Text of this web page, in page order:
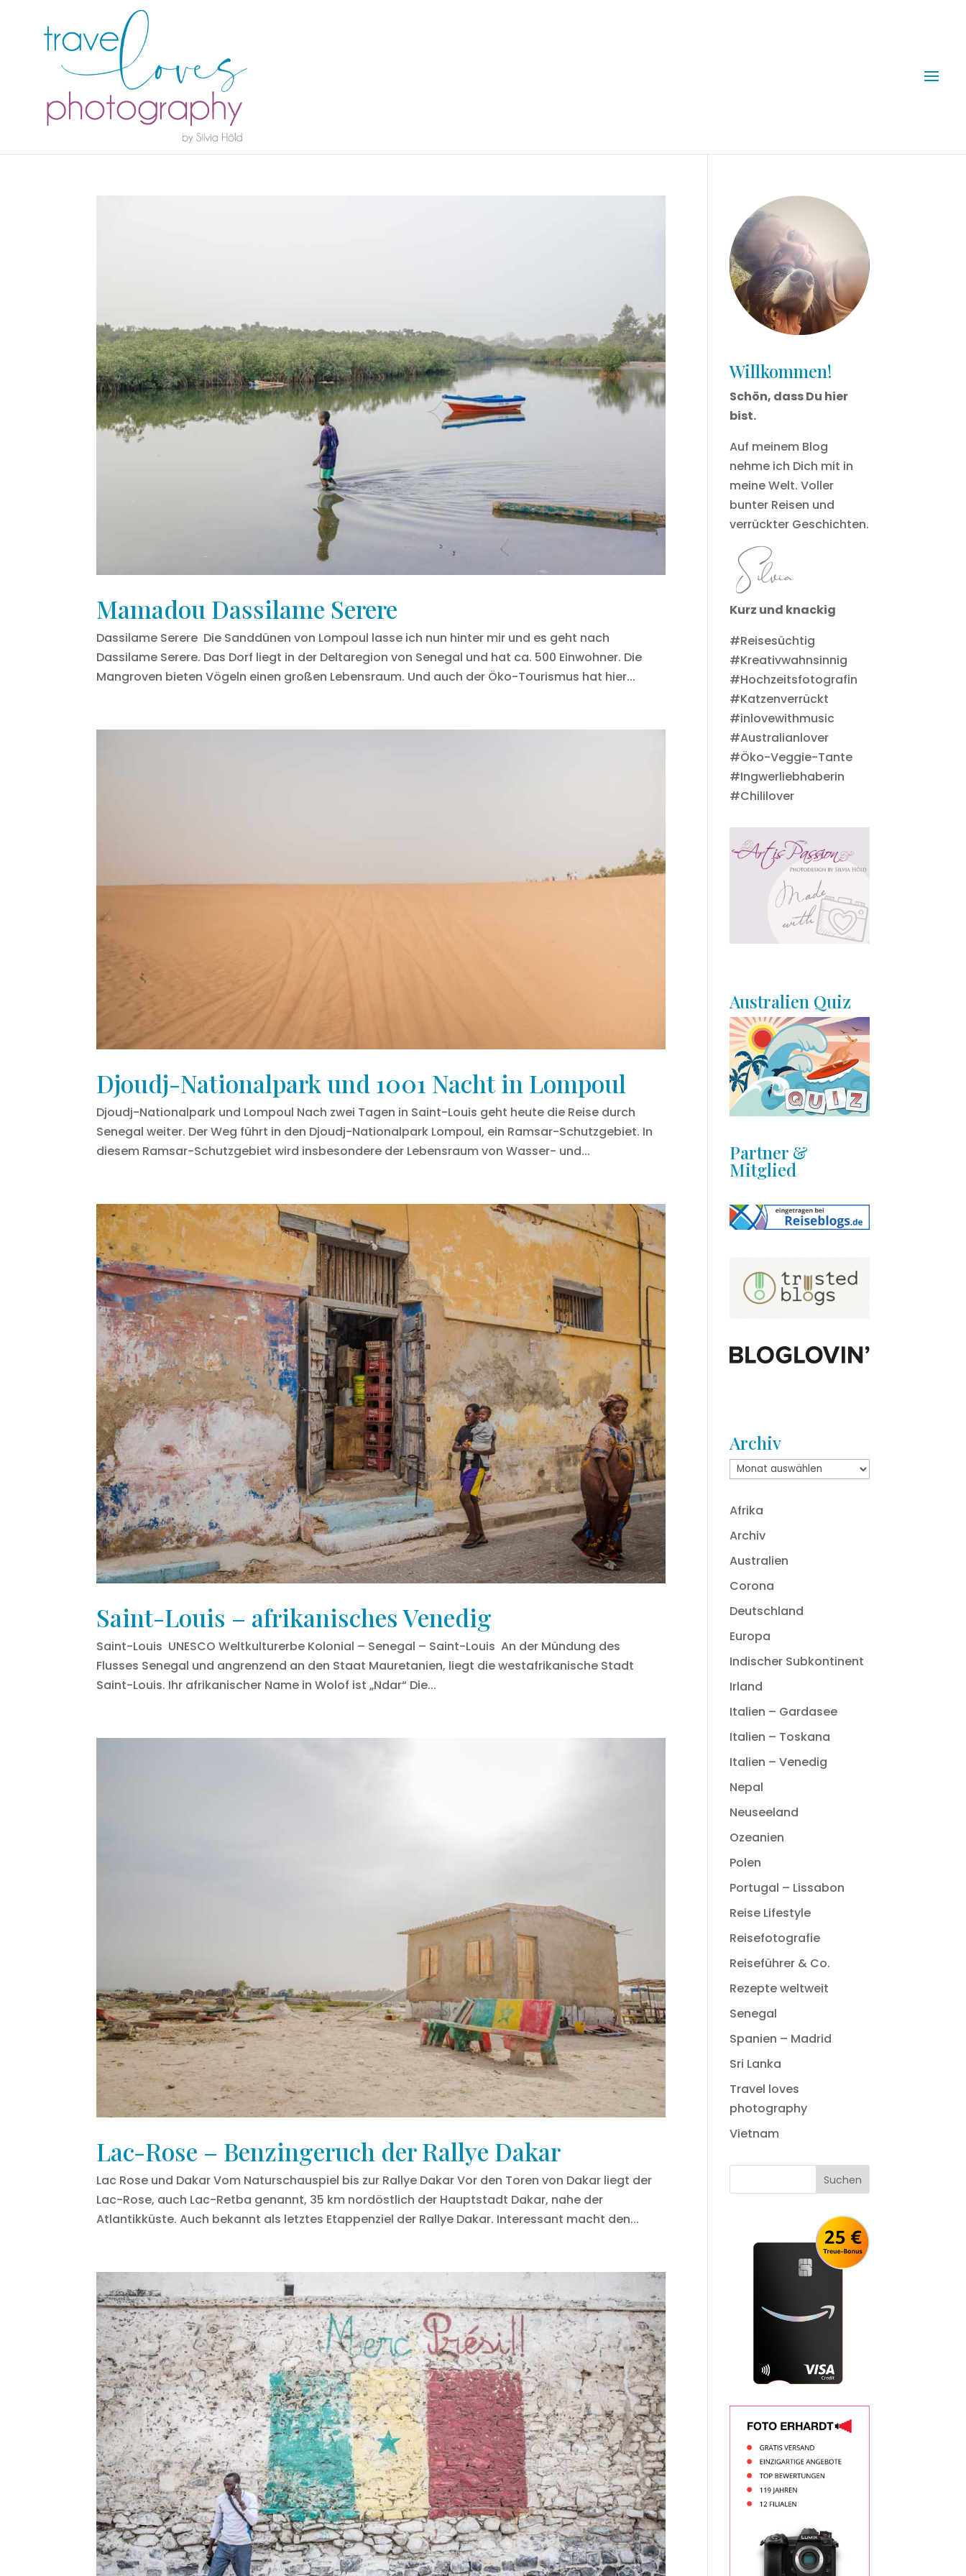
Mamadou Dassilame Serere
Dassilame Serere Die Sanddünen von Lompoul lasse ich nun hinter mir und es geht nach
Dassilame Serere. Das Dorf liegt in der Deltaregion von Senegal und hat ca. 500 Einwohner. Die
Mangroven bieten Vögeln einen großen Lebensraum. Und auch der Öko-Tourismus hat hier...
Djoudj-Nationalpark und 1001 Nacht in Lompoul
Djoudj-Nationalpark und Lompoul Nach zwei Tagen in Saint-Louis geht heute die Reise durch
Senegal weiter. Der Weg führt in den Djoudj-Nationalpark Lompoul, ein Ramsar-Schutzgebiet. In
diesem Ramsar-Schutzgebiet wird insbesondere der Lebensraum von Wasser- und...
Saint-Louis – afrikanisches Venedig
Saint-Louis UNESCO Weltkulturerbe Kolonial – Senegal – Saint-Louis An der Mündung des
Flusses Senegal und angrenzend an den Staat Mauretanien, liegt die westafrikanische Stadt
Saint-Louis. Ihr afrikanischer Name in Wolof ist „Ndar“ Die...
Lac-Rose – Benzingeruch der Rallye Dakar
Lac Rose und Dakar Vom Naturschauspiel bis zur Rallye Dakar Vor den Toren von Dakar liegt der
Lac-Rose, auch Lac-Retba genannt, 35 km nordöstlich der Hauptstadt Dakar, nahe der
Atlantikküste. Auch bekannt als letztes Etappenziel der Rallye Dakar. Interessant macht den...
Willkommen!
Schön, dass Du hier
bist.
Auf meinem Blog
nehme ich Dich mit in
meine Welt. Voller
bunter Reisen und
verrückter Geschichten.
Kurz und knackig
#Reisesüchtig
#Kreativwahnsinnig
#Hochzeitsfotografin
#Katzenverrückt
#inlovewithmusic
#Australianlover
#Öko-Veggie-Tante
#Ingwerliebhaberin
#Chililover
Australien Quiz
Partner &
Mitglied
Archiv
Archiv
Afrika
Archiv
Australien
Corona
Deutschland
Europa
Indischer Subkontinent
Irland
Italien – Gardasee
Italien – Toskana
Italien – Venedig
Nepal
Neuseeland
Ozeanien
Polen
Portugal – Lissabon
Reise Lifestyle
Reisefotografie
Reiseführer & Co.
Rezepte weltweit
Senegal
Spanien – Madrid
Sri Lanka
Travel loves
photography
Vietnam